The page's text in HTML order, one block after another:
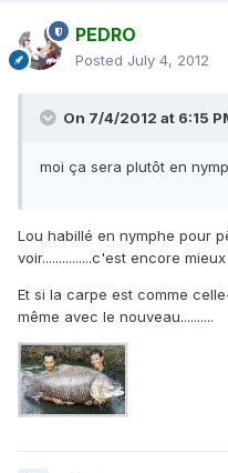
PEDRO
Posted July 4, 2012
On 7/4/2012 at 6:15
moi ça sera plutôt en
Lou habillé en nymphe pour
voir...............c'est encore
Et si la carpe est comme
même avec le nouveau..........